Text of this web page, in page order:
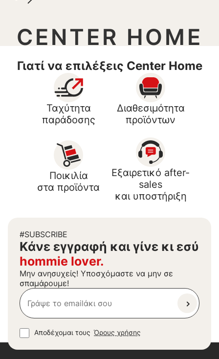
CENTER HOME
Γιατί να επιλέξεις Center Home
Ταχύτητα
παράδοσης
Διαθεσιμότητα
προϊόντων
Ποικιλία
στα προϊόντα
Εξαιρετικό after-
sales
και υποστήριξη
#SUBSCRIBE
Kάνε εγγραφή και γίνε κι εσύ
hommie lover.
Μην ανησυχείς! Υποσχόμαστε να μην σε
σπαμάρουμε!
Αποδέχομαι τους Όρους χρήσης